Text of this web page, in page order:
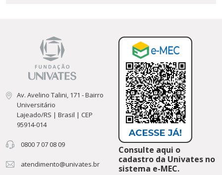
Av. Avelino Talini, 171 - Bairro
Universitário
Lajeado/RS | Brasil | CEP
95914-014
0800 7 07 08 09
atendimento@univates.br
Consulte aqui o
cadastro da Univates no
sistema e-MEC.